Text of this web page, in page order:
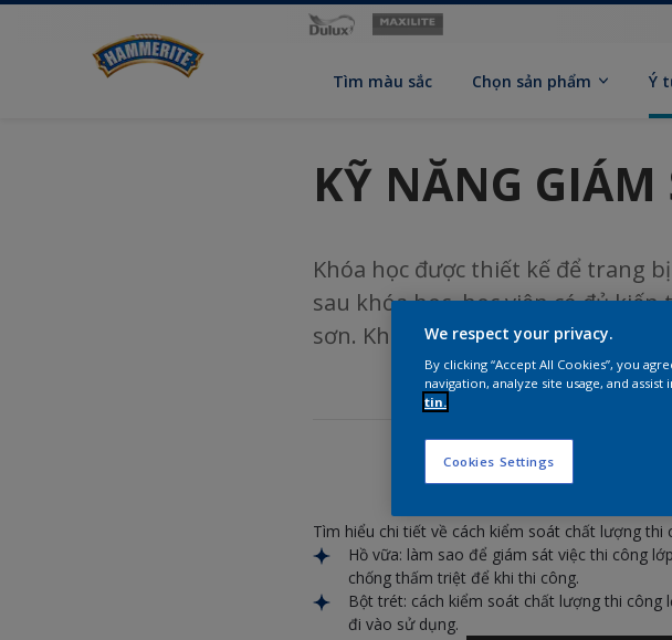
Tìm màu sắc Chọn sản phẩm Ý
KỸ NĂNG GIÁM
Khóa học được thiết kế để trang
sau khóa học, học viên có đủ
sơn. Khóa học gồm có 2 phần chính
Tìm hiểu chi tiết về cách kiểm soát chất lượng thi
Hồ vữa: làm sao để giám sát việc thi công
chống thấm triệt để khi thi công.
Bột trét: cách kiểm soát chất lượng thi
đi vào sử dụng.
We respect your privacy.
By clicking “Accept All Cookies”, you
navigation, analyze site usage, and
tin.
Cookies Settings